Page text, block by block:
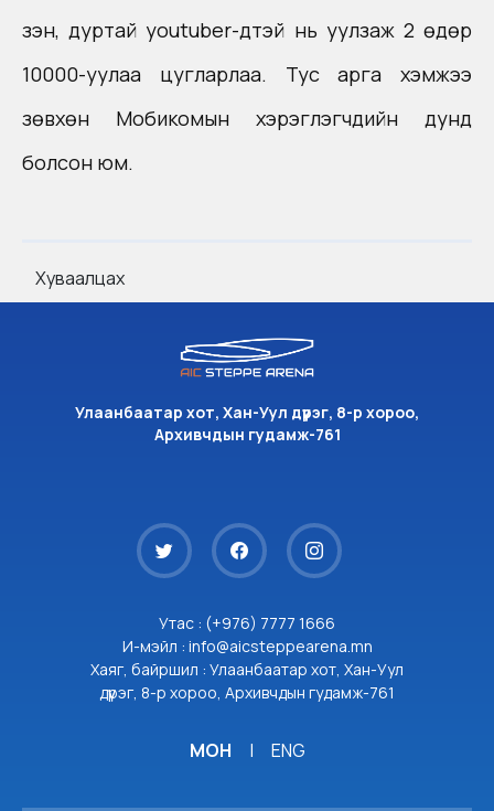
үзэн, дуртай youtuber-үүдтэй нь уулзаж 2 өдөр
10000-уулаа цугларлаа. Тус арга хэмжээ
зөвхөн Мобикомын хэрэглэгчдийн дунд
болсон юм.
Хуваалцах
Улаанбаатар хот, Хан-Уул дүүрэг, 8-р хороо,
Архивчдын гудамж-761
Утас : (+976) 7777 1666
И-мэйл : info@aicsteppearena.mn
Хаяг, байршил : Улаанбаатар хот, Хан-Уул
дүүрэг, 8-р хороо, Архивчдын гудамж-761
МОН | ENG